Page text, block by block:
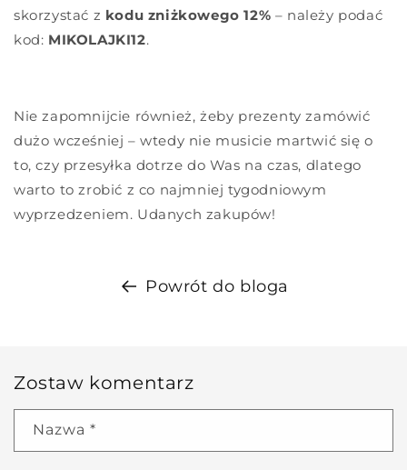
skorzystać z kodu zniżkowego 12% – należy podać
kod: MIKOLAJKI12.
Nie zapomnijcie również, żeby prezenty zamówić
dużo wcześniej – wtedy nie musicie martwić się o
to, czy przesyłka dotrze do Was na czas, dlatego
warto to zrobić z co najmniej tygodniowym
wyprzedzeniem. Udanych zakupów!
Powrót do bloga
Zostaw komentarz
Nazwa *